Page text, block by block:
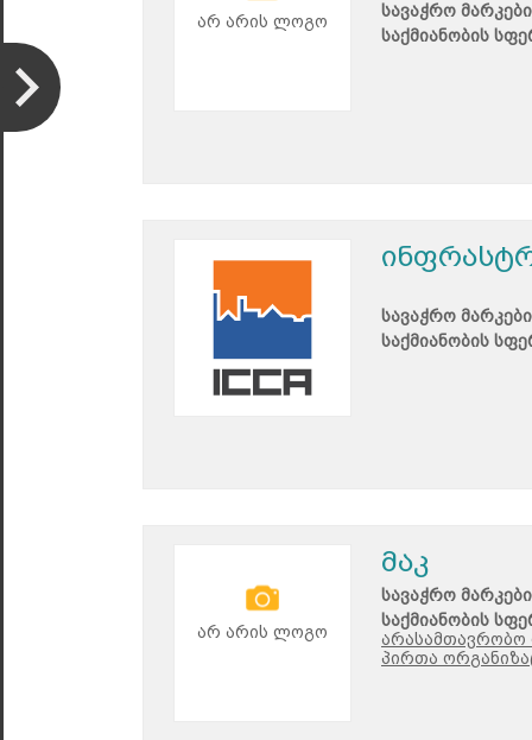
არ არის ლოგო
სავაჭრო
საქმიანობის
სავაჭრო
საქმიანობის
არ არის ლოგო
მაკ
სავაჭრო
საქმიანობის
არასამთავრობო
პირთა